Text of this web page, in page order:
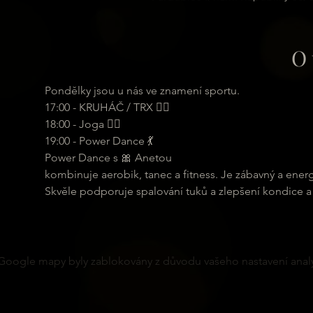
Pondělky jsou u nás ve znamení sportu.
17:00 - KRUHÁČ / TRX 🏋️‍♂️
18:00 - Joga 🧘‍♀️
19:00 - Power Dance 💃
Power Dance s 🎀 Anetou
kombinuje aerobik, tanec a fitness. Je zábavný a
Skvěle podporuje spalování tuků a zlepšení kondice
mapy byly zablokovány z důvodu vašeho nastavení